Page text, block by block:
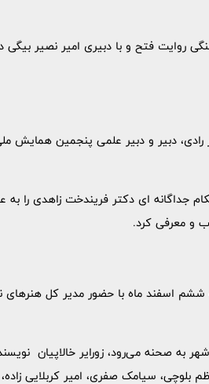
آذر ماه سال97 به همت بنیاد فرهنگی روایت فتح و با دبیری امیر
جداگانه­ ای دکتر فریندخت زاهدی را به
و معرفی کرد.
اسفند ماه با حضور مدیر کل هنرهای
تئاتر شهر به صحنه می‌رود، زورایر خالاپیان
بلوچی، سیامک صفری، امیر کربلایی